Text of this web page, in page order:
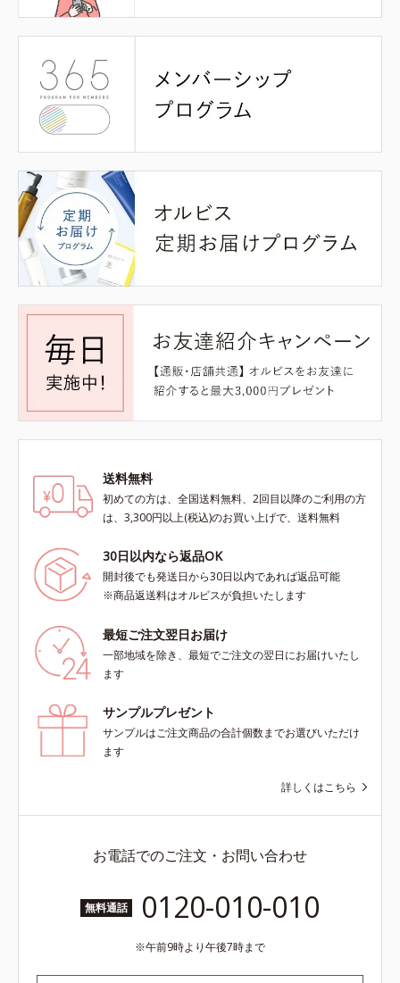
送料無料
初めての方は、全国送料無料、2回目以降のご利用の方
は、3,300円以上(税込)のお買い上げで、送料無料
30日以内なら返品OK
開封後でも発送日から30日以内であれば返品可能
※商品返送料はオルビスが負担いたします
最短ご注文翌日お届け
一部地域を除き、最短でご注文の翌日にお届けいたし
ます
サンプルプレゼント
サンプルはご注文商品の合計個数までお選びいただけ
ます
詳しくはこちら
お電話でのご注文・お問い合わせ
無料通話 0120-010-010
午前9時より午後7時まで